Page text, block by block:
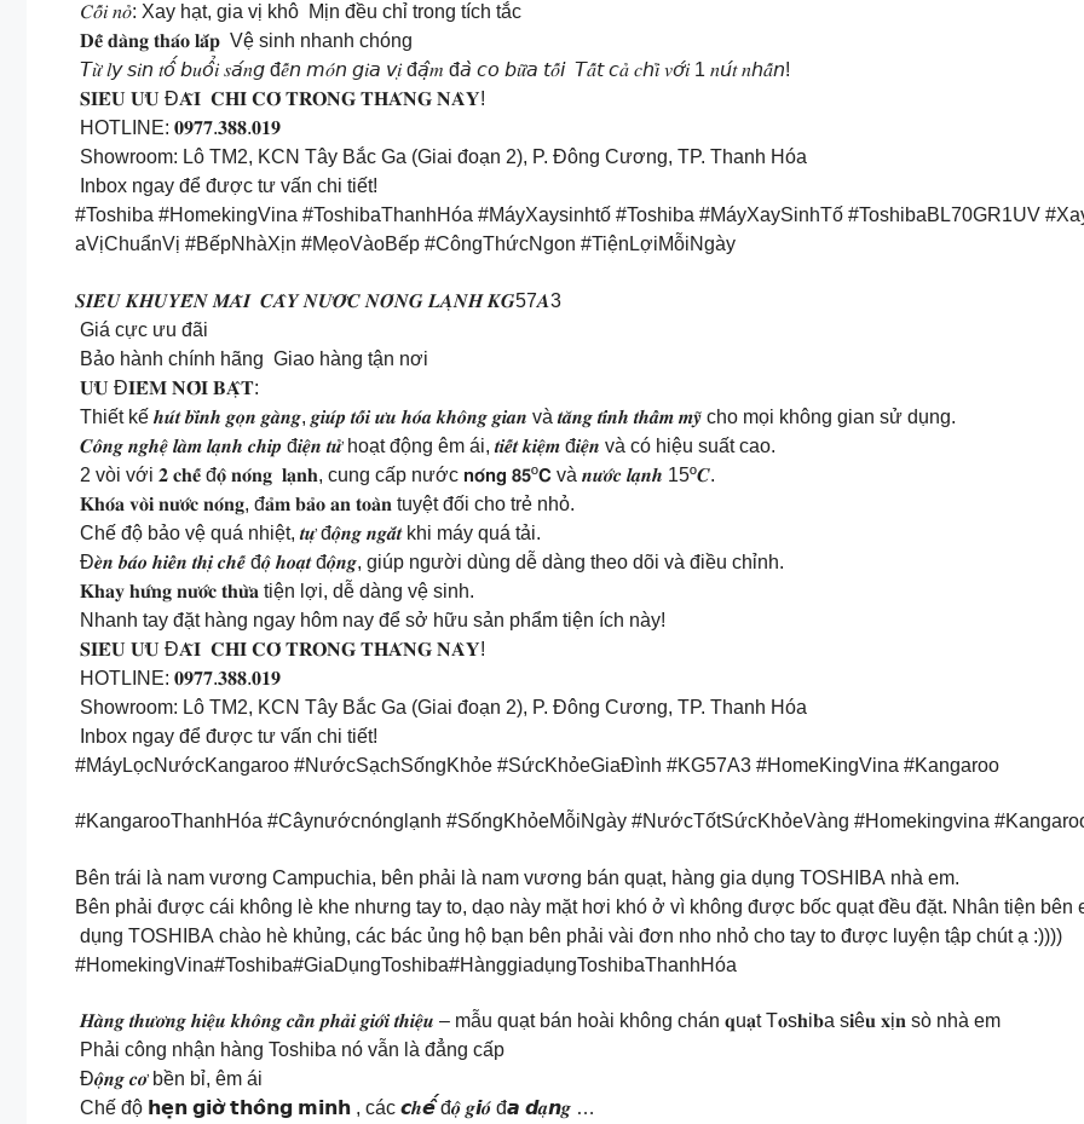
𝐶𝑜̂́𝑖 𝑛𝑜̉: Xay hạt, gia vị khô Mịn đều chỉ trong tích tắc
𝐃𝐞̂̃ 𝐝𝐚̀𝐧𝐠 𝐭𝐡𝐚́𝐨 𝐥𝐚̆́𝐩 Vệ sinh nhanh chóng
𝘛𝑢̛̀ 𝑙𝘺 𝘴𝑖𝘯 𝑡𝘰̂́ 𝘣𝑢𝘰̂̉𝑖 𝑠𝘢́𝑛𝘨 đ𝑒̂́𝘯 𝘮𝑜́𝘯 𝘨𝑖𝘢 𝘷𝑖̣ đ𝘢̣̂𝑚 đ𝘢̀ 𝘤𝘰 𝘣𝑢̛̃𝘢 𝘵𝑜̂́𝘪 𝘛𝑎̂́𝘵 𝘤𝑎̉ 𝑐𝘩𝑖̉ 𝑣𝘰̛́𝑖 1 𝑛𝘶́𝑡 𝑛𝘩𝑎̂́𝘯!
𝐒𝐈𝐄̂𝐔 𝐔̛𝐔 Đ𝐀̃𝐈 𝐂𝐇𝐈̉ 𝐂𝐎́ 𝐓𝐑𝐎𝐍𝐆 𝐓𝐇𝐀́𝐍𝐆 𝐍𝐀̀𝐘!
HOTLINE: 𝟎𝟗𝟕𝟕.𝟑𝟖𝟖.𝟎𝟏𝟗
Showroom: Lô TM2, KCN Tây Bắc Ga (Giai đoạn 2), P. Đông Cương, TP. Thanh Hóa
Inbox ngay để được tư vấn chi tiết!
#Toshiba #HomekingVina #ToshibaThanhHóa #MáyXaysinhtố #Toshiba #MáyXaySinhTố #ToshibaBL70GR1UV
aVịChuẩnVị #BếpNhàXịn #MẹoVàoBếp #CôngThứcNgon #TiệnLợiMỗiNgày
𝑺𝑰𝑬̂𝑼 𝑲𝑯𝑼𝒀𝑬̂́𝑵 𝑴𝑨̃𝑰 𝑪𝑨̂𝒀 𝑵𝑼̛𝑶̛́𝑪 𝑵𝑶́𝑵𝑮 𝑳𝑨̣𝑵𝑯 𝑲𝑮57𝑨3
Giá cực ưu đãi
Bảo hành chính hãng Giao hàng tận nơi
𝐔̛𝐔 Đ𝐈𝐄̂̉𝐌 𝐍𝐎̂̉𝐈 𝐁𝐀̣̂𝐓:
Thiết kế 𝒉𝒖́𝒕 𝒃𝒊̀𝒏𝒉 𝒈𝒐̣𝒏 𝒈𝒂̀𝒏𝒈, 𝒈𝒊𝒖́𝒑 𝒕𝒐̂́𝒊 𝒖̛𝒖 𝒉𝒐́𝒂 𝒌𝒉𝒐̂𝒏𝒈 𝒈𝒊𝒂𝒏 và 𝒕𝒂̆𝒏𝒈 𝒕𝒊́𝒏𝒉 𝒕𝒉𝒂̂̉𝒎 𝒎𝒚̃ cho mọi không gian sử dụng.
𝑪𝒐̂𝒏𝒈 𝒏𝒈𝒉𝒆̣̂ 𝒍𝒂̀𝒎 𝒍𝒂̣𝒏𝒉 𝒄𝒉𝒊𝒑 đ𝒊𝒆̣̂𝒏 𝒕𝒖̛̉ hoạt động êm ái, 𝒕𝒊𝒆̂́𝒕 𝒌𝒊𝒆̣̂𝒎 đ𝒊𝒆̣̂𝒏 và có hiệu suất cao.
2 vòi với 𝟐 𝐜𝐡𝐞̂́ đ𝐨̣̂ 𝐧𝐨́𝐧𝐠 𝐥𝐚̣𝐧𝐡, cung cấp nước 𝗻𝗼́𝗻𝗴 𝟴𝟱º𝗖 và 𝒏𝒖̛𝒐̛́𝒄 𝒍𝒂̣𝒏𝒉 15º𝑪.
𝐊𝐡𝐨́𝐚 𝐯𝐨̀𝐢 𝐧𝐮̛𝐨̛́𝐜 𝐧𝐨́𝐧𝐠, đ𝐚̉𝐦 𝐛𝐚̉𝐨 𝐚𝐧 𝐭𝐨𝐚̀𝐧 tuyệt đối cho trẻ nhỏ.
Chế độ bảo vệ quá nhiệt, 𝒕𝒖̛̣ đ𝒐̣̂𝒏𝒈 𝒏𝒈𝒂̆́𝒕 khi máy quá tải.
Đ𝒆̀𝒏 𝒃𝒂́𝒐 𝒉𝒊𝒆̂̉𝒏 𝒕𝒉𝒊̣ 𝒄𝒉𝒆̂́ đ𝒐̣̂ 𝒉𝒐𝒂̣𝒕 đ𝒐̣̂𝒏𝒈, giúp người dùng dễ dàng theo dõi và điều chỉnh.
𝐊𝐡𝐚𝐲 𝐡𝐮̛́𝐧𝐠 𝐧𝐮̛𝐨̛́𝐜 𝐭𝐡𝐮̛̀𝐚 tiện lợi, dễ dàng vệ sinh.
Nhanh tay đặt hàng ngay hôm nay để sở hữu sản phẩm tiện ích này!
𝐒𝐈𝐄̂𝐔 𝐔̛𝐔 Đ𝐀̃𝐈 𝐂𝐇𝐈̉ 𝐂𝐎́ 𝐓𝐑𝐎𝐍𝐆 𝐓𝐇𝐀́𝐍𝐆 𝐍𝐀̀𝐘!
HOTLINE: 𝟎𝟗𝟕𝟕.𝟑𝟖𝟖.𝟎𝟏𝟗
Showroom: Lô TM2, KCN Tây Bắc Ga (Giai đoạn 2), P. Đông Cương, TP. Thanh Hóa
Inbox ngay để được tư vấn chi tiết!
#MáyLọcNướcKangaroo #NướcSạchSốngKhỏe #SứcKhỏeGiaĐình #KG57A3 #HomeKingVina #Kangaroo
#KangarooThanhHóa #Câynướcnónglạnh #SốngKhỏeMỗiNgày #NướcTốtSứcKhỏeVàng #Homekingvina
Bên trái là nam vương Campuchia, bên phải là nam vương bán quạt, hàng gia dụng TOSHIBA nhà em.
Bên phải được cái không lè khe nhưng tay to, dạo này mặt hơi khó ở vì không được bốc quạt đều đặt. Nhân tiện
dụng TOSHIBA chào hè khủng, các bác ủng hộ bạn bên phải vài đơn nho nhỏ cho tay to được luyện tập chút ạ :))))
#HomekingVina#Toshiba#GiaDụngToshiba#HànggiadụngToshibaThanhHóa
𝑯𝒂̀𝒏𝒈 𝒕𝒉𝒖̛𝒐̛𝒏𝒈 𝒉𝒊𝒆̣̂𝒖 𝒌𝒉𝒐̂𝒏𝒈 𝒄𝒂̂̀𝒏 𝒑𝒉𝒂̉𝒊 𝒈𝒊𝒐̛́𝒊 𝒕𝒉𝒊𝒆̣̂𝒖 – mẫu quạt bán hoài không chán 𝐪u𝐚̣t T𝐨s𝐡i𝐛a s𝐢ê𝐮 𝐱ị𝐧 sò nhà em
Phải công nhận hàng Toshiba nó vẫn là đẳng cấp
Đ𝒐̣̂𝒏𝒈 𝒄𝒐̛ bền bỉ, êm ái
Chế độ 𝗵𝗲̣𝗻 𝗴𝗶𝗼̛̀ 𝘁𝗵𝗼̂𝗻𝗴 𝗺𝗶𝗻𝗵 , các 𝙘𝒉𝙚̂́ đ𝒐̣̂ 𝒈𝙞𝒐́ đ𝙖 𝙙𝒂̣𝙣𝒈 …